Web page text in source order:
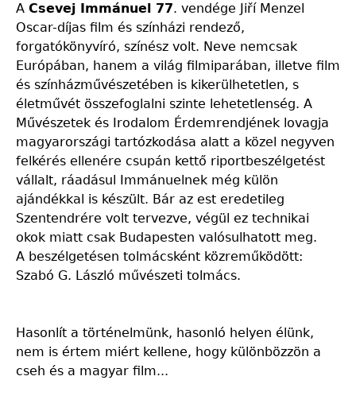
A Csevej Immánuel 77. vendége Jiří Menzel
Oscar-díjas film és színházi rendező,
forgatókönyvíró, színész volt. Neve nemcsak
Európában, hanem a világ filmiparában, illetve film
és színházművészetében is kikerülhetetlen, s
életművét összefoglalni szinte lehetetlenség. A
Művészetek és Irodalom Érdemrendjének lovagja
magyarországi tartózkodása alatt a közel negyven
felkérés ellenére csupán kettő riportbeszélgetést
vállalt, ráadásul Immánuelnek még külön
ajándékkal is készült. Bár az est eredetileg
Szentendrére volt tervezve, végül ez technikai
okok miatt csak Budapesten valósulhatott meg.
A beszélgetésen tolmácsként közreműködött:
Szabó G. László művészeti tolmács.
Hasonlít a történelmünk, hasonló helyen élünk,
nem is értem miért kellene, hogy különbözzön a
cseh és a magyar film...